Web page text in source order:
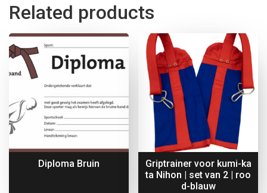
Related products
Diploma Bruin
Griptrainer voor kumi-ka
ta Nihon | set van 2 | roo
d-blauw